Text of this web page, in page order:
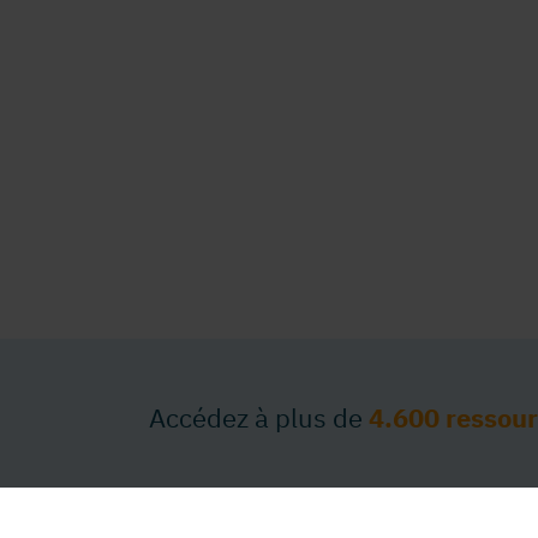
Accédez à plus de 4.600